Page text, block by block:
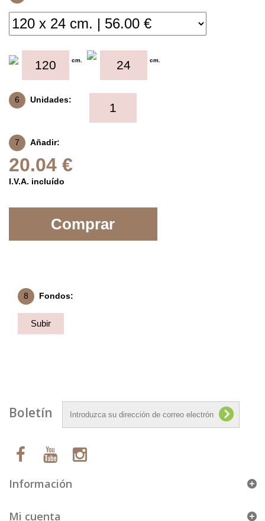
cm. cm.
6 Unidades:
7 Añadir:
20.04 €
I.V.A. incluído
Comprar
8 Fondos:
Subir
Boletín
Información
Mi cuenta